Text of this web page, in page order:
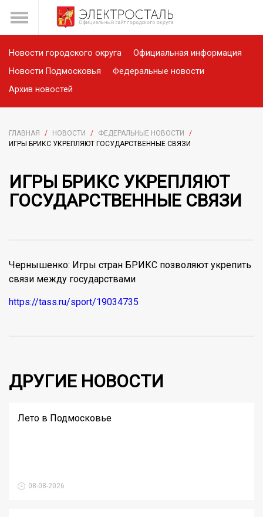
Новости городского округа
Официальная информация
Новости Подмосковья
Федеральные новости
Архив новостей
ГЛАВНАЯ / НОВОСТИ / ФЕДЕРАЛЬНЫЕ НОВОСТИ
/
ИГРЫ БРИКС УКРЕПЛЯЮТ ГОСУДАРСТВЕННЫЕ СВЯЗИ
ИГРЫ БРИКС УКРЕПЛЯЮТ
ГОСУДАРСТВЕННЫЕ СВЯЗИ
Чернышенко: Игры стран БРИКС позволяют укрепить
связи между государствами
https://tass.ru/sport/19034735
ДРУГИЕ НОВОСТИ
Лето в Подмосковье
08-08-2026